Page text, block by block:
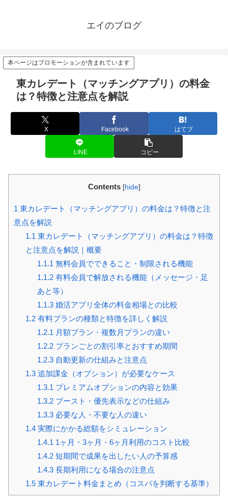
エイのブログ
本ページはプロモーションが含まれています
東カレデート（マッチングアプリ）の料金
は？特徴と注意点を解説
X Facebook はてブ
LINE コピー
Contents [hide]
1 東カレデート（マッチングアプリ）の料金は？特徴と注
意点を解説
1.1 東カレデート（マッチングアプリ）の料金は？特徴
と注意点を解説｜概要
1.1.1 無料会員でできること・制限される機能
1.1.2有料会員で解放される機能（メッセージ・足
あと等）
1.1.3婚活アプリ全体の料金相場との比較
1.2有料プランの種類と特徴を詳しく解説
1.2.1 月額プラン・複数月プランの違い
1.2.2プランごとの割引率とおすすめ期間
1.2.3自動更新の仕組みと注意点
1.3追加課金（オプション）が必要なケース
1.3.1 プレミアムオプションの内容と効果
1.3.2ブースト・優先表示などの仕組み
1.3.3必要な人・不要な人の違い
1.4実際にかかる総額をシミュレーション
1.4.1 1ヶ月・3ヶ月・6ヶ月利用のコスト比較
1.4.2短期間で成果を出したい人の予算感
1.4.3長期利用になる場合の注意点
1.5東カレデート料金まとめ（コスパを判断する基準）